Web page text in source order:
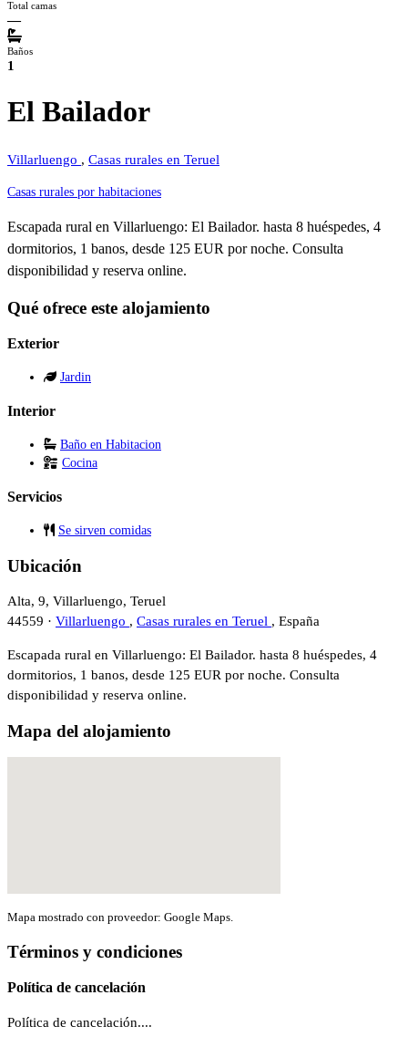
Total camas
—
Baños
1
El Bailador
Villarluengo , Casas rurales en Teruel
Casas rurales por habitaciones
Escapada rural en Villarluengo: El Bailador. hasta 8 huéspedes, 4
dormitorios, 1 banos, desde 125 EUR por noche. Consulta
disponibilidad y reserva online.
Qué ofrece este alojamiento
Exterior
Jardin
Interior
Baño en Habitacion
Cocina
Servicios
Se sirven comidas
Ubicación
Alta, 9, Villarluengo, Teruel
44559 · Villarluengo , Casas rurales en Teruel , España
Escapada rural en Villarluengo: El Bailador. hasta 8 huéspedes, 4
dormitorios, 1 banos, desde 125 EUR por noche. Consulta
disponibilidad y reserva online.
Mapa del alojamiento
Mapa mostrado con proveedor: Google Maps.
Términos y condiciones
Política de cancelación
Política de cancelación....